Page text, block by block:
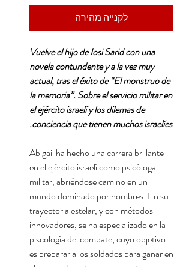
לקנייה מהירה
Vuelve el hijo de Iosi Sarid con una
novela contundente y a la vez muy
actual, tras el éxito de “El monstruo de
la memoria”. Sobre el servicio militar en
el ejército israelí y los dilemas de
conciencia que tienen muchos israelíes.
Abigail ha hecho una carrera brillante
en el ejército israelí como psicóloga
militar, abriéndose camino en un
mundo dominado por hombres. En su
trayectoria estelar, y con métodos
innovadores, se ha especializado en la
piscología del combate, cuyo objetivo
es preparar a los soldados para ganar en